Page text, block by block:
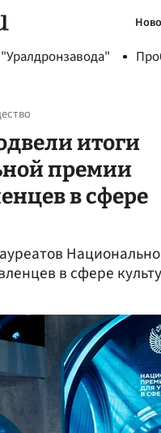
итоги
премии
в сфере
в сфере